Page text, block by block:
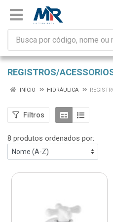
REGISTROS/
INÍCIO HIDRÁULICA
Filtros
8 produtos ordenados por: